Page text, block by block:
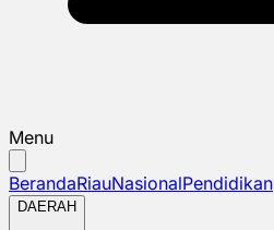
Menu
BerandaRiauNasionalPendidikan
DAERAH